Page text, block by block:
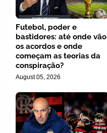
Futebol, poder e
bastidores: até onde vão
os acordos e onde
começam as teorias da
conspiração?
August 05, 2026